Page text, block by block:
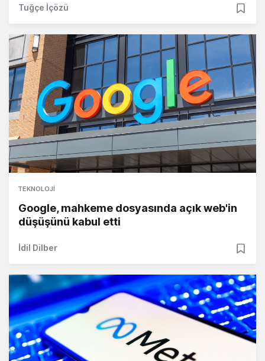
Tuğçe İçözü
TEKNOLOJI
Google, mahkeme dosyasında açık web'in
düşüşünü kabul etti
İdil Dilber